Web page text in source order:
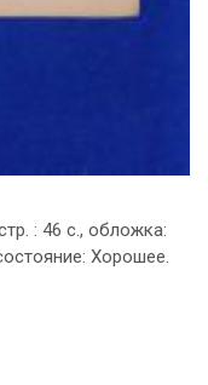
: 46 с., обложка:
Хорошее.